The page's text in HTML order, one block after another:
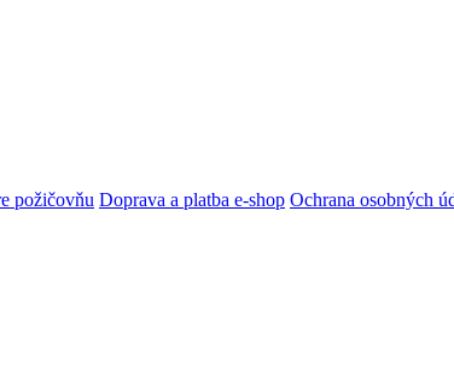
požičovňu Doprava a platba e-shop Ochrana osobných